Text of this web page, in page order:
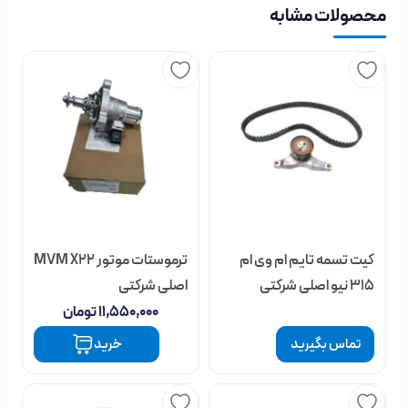
محصولات مشابه
کیت تسمه تایم ام وی ام
315 نیو اصلی شرکتی
تماس بگیرید
ترموستات موتور MVM X22
اصلی شرکتی
۱۱,۵۵۰,۰۰۰تومان
خرید